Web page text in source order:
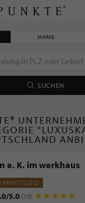
MARKE
SUCHEN
e. K. im werkhaus
KAMINSTUDIO
5.0 (19)